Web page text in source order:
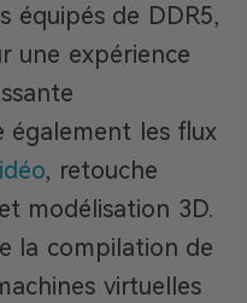
équipés de DDR5,
une expérience
également les flux
, retouche
modélisation 3D.
la compilation de
virtuelles